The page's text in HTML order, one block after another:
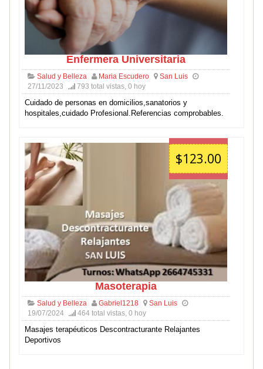
Enfermera Universitaria
Salud y Belleza Maria Escudero
San Luis
27/11/2023
793 total vistas, 0 hoy
Cuidado de personas en domicilios,sanatorios y
hospitales,cuidado Profesional.Referencias comprobables.
$123.00
Masoterapia
Salud y Belleza Gabriel1218
San Luis
19/07/2024
464 total vistas, 0 hoy
Masajes terapéuticos Descontracturante Relajantes
Deportivos